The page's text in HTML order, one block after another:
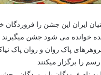
خوانده می شود جشن میگیرند
پاک روان و روان پاک
را برگزار میکنند